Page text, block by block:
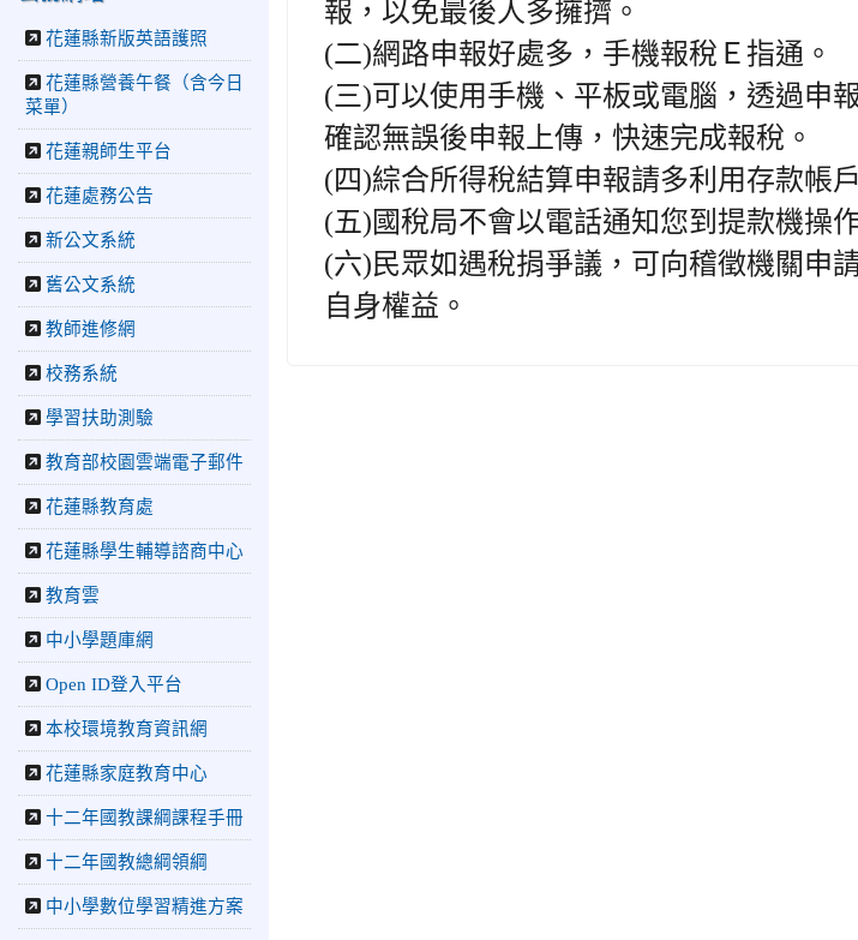
報，以免最後人多擁擠。
(二)網路申報好處多，手機報稅Ｅ指通。
(三)可以使用手機、平板或電腦，透過申
確認無誤後申報上傳，快速完成報稅。
(四)綜合所得稅結算申報請多利用存款帳
(五)國稅局不會以電話通知您到提款機操
(六)民眾如遇稅捐爭議，可向稽徵機關申
自身權益。
2026-07-08
台：沉浸式體驗 花蓮中正
國小培養學生國際視野
2026-06-16 花蓮新聞網：
【中正國小70週年校慶系列
活動 「游藝飛揚」晚會登
場】 師生家長齊聚一堂 共
譜「時光樂章．經典再
現」
2026-06-16 更生新聞網：
中正國小創校70週年「游藝
飛揚」才藝晚會登場
2026-06-10
台：揮別童年迎向青春 中
正國小畢業師生自製畢業歌
曲
2026-06-10 教育廣播電
台：尋覓歷史記憶 花蓮中
正國小社團體驗闖關探索歷
史
2026-04-30 讓愛閃閃發
光！中正國小「小老闆大市
集」愛心捐助光復國小
2026-07-22
花蓮市中正國小跆拳道隊捷
報連連 三大賽事勇奪20金
12銀6銅 展現深厚培訓實
力
2026-07-22 更生新聞網：
中正國小跆拳道隊金光閃閃
全國少年盃勇奪3金4銀、市
長盃橫掃13金
2026-07-08 教育廣播電
台：沉浸式體驗 花蓮中正
國小培養學生國際視野
2026-06-16 花蓮新聞網：
【中正國小70週年校慶系列
花蓮縣新版英語護照
花蓮縣營養午餐（含今日
菜單）
花蓮親師生平台
花蓮處務公告
新公文系統
舊公文系統
教師進修網
校務系統
學習扶助測驗
教育部校園雲端電子郵件
花蓮縣教育處
花蓮縣學生輔導諮商中心
教育雲
中小學題庫網
Open ID登入平台
本校環境教育資訊網
花蓮縣家庭教育中心
十二年國教課綱課程手冊
十二年國教總綱領綱
中小學數位學習精進方案